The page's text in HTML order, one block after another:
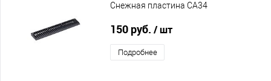
Снежная пластина CA34
150 руб. / шт
Подробнее